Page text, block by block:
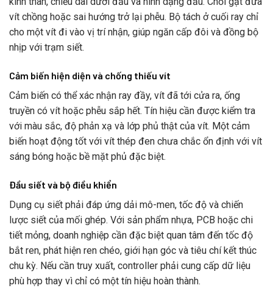
vít chồng hoặc sai hướng trở lại phễu. Bộ tách ở cuối ray chỉ
cho một vít đi vào vị trí nhận, giúp ngăn cấp đôi và đồng bộ
nhịp với trạm siết.
Cảm biến hiện diện và chống thiếu vít
Cảm biến có thể xác nhận ray đầy, vít đã tới cửa ra, ống
truyền có vít hoặc phễu sắp hết. Tín hiệu cần được kiểm tra
với màu sắc, độ phản xạ và lớp phủ thật của vít. Một cảm
biến hoạt động tốt với vít thép đen chưa chắc ổn định với vít
sáng bóng hoặc bề mặt phủ đặc biệt.
Đầu siết và bộ điều khiển
Dụng cụ siết phải đáp ứng dải mô-men, tốc độ và chiến
lược siết của mối ghép. Với sản phẩm nhựa, PCB hoặc chi
tiết mỏng, doanh nghiệp cần đặc biệt quan tâm đến tốc độ
bắt ren, phát hiện ren chéo, giới hạn góc và tiêu chí kết thúc
chu kỳ. Nếu cần truy xuất, controller phải cung cấp dữ liệu
phù hợp thay vì chỉ có một tín hiệu hoàn thành.